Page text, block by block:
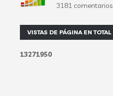
3181 comentarios
VISTAS DE PÁGINA EN TOTAL
13271950